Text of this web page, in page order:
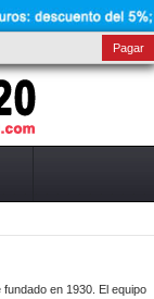
Pagar
en 1930. El equipo